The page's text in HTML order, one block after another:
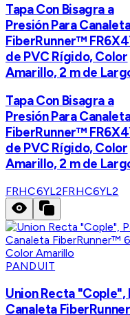
Tapa Con Bisagra a
Presión Para
FiberRunner™
de PVC Rígido, Color
Amarillo, 2 m de
Tapa Con Bisagra a
Presión Para
FiberRunner™
de PVC Rígido, Color
Amarillo, 2 m de
FRHC6YL2FRHC6YL2
PANDUIT
Union Recta "Cople",
Canaleta